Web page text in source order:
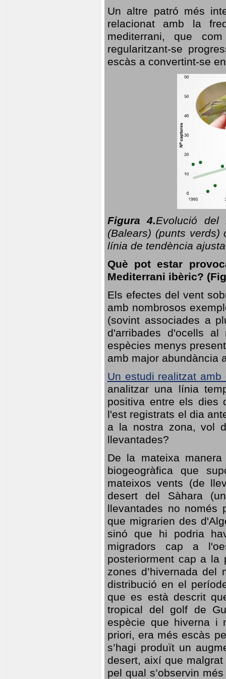
Un altre patró més
relacionat amb la
mediterrani, que
regularitzant-se
escàs a convertint-se
Figura 4.Evolució del
(Balears) (punts
línia de tendència
Què pot estar
Mediterrani ibèric?
Els efectes del vent
amb nombrosos
(sovint associades a
d'arribades d'ocells
espècies menys
amb major abundància
Un estudi realitzat amb
analitzar una línia
positiva entre els dies
l'est registrats el dia
a la nostra zona, vol
llevantades?
De la mateixa
biogeogràfica que
mateixos vents (de
desert del Sàhara
llevantades no només
que migrarien des
sinó que hi podria
migradors cap a
posteriorment cap a la
zones d’hivernada
distribució en el
que es està descrit
tropical del golf de
espècie que hiverna i
priori, era més escàs
s’hagi produït un
desert, així que
pel qual s’observin